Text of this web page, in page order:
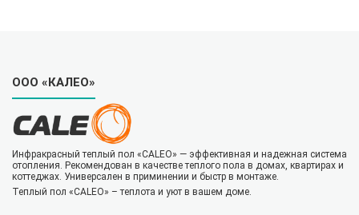
ООО «КАЛЕО»
Инфракрасный теплый пол «CALEO» — эффективная и надежная система
отопления. Рекомендован в качестве теплого пола в домах, квартирах и
коттеджах. Универсален в приминении и быстр в монтаже.
Теплый пол «CALEO» – теплота и уют в вашем доме.